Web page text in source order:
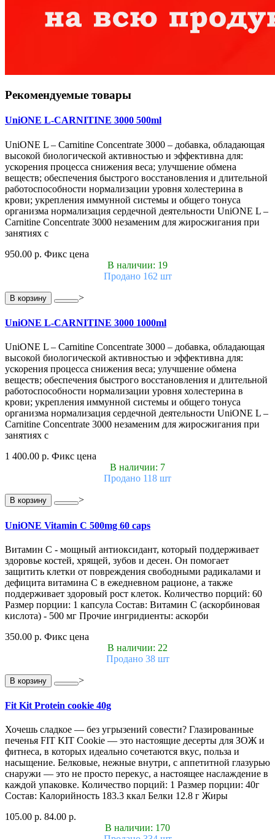
Рекомендуемые товары
UniONE L-CARNITINE 3000 500ml
UniONE L – Carnitine Concentrate 3000 – добавка, обладающая
высокой биологической активностью и эффективна для:
ускорения процесса снижения веса; улучшение обмена
веществ; обеспечения быстрого восстановления и длительной
работоспособности нормализации уровня холестерина в
крови; укрепления иммунной системы и общего тонуса
организма нормализация сердечной деятельности UniONE L –
Carnitine Concentrate 3000 незаменим для жиросжигания при
занятиях с
950.00 р. Фикс цена
В наличии: 19
Продано 162 шт
В корзину >
UniONE L-CARNITINE 3000 1000ml
UniONE L – Carnitine Concentrate 3000 – добавка, обладающая
высокой биологической активностью и эффективна для:
ускорения процесса снижения веса; улучшение обмена
веществ; обеспечения быстрого восстановления и длительной
работоспособности нормализации уровня холестерина в
крови; укрепления иммунной системы и общего тонуса
организма нормализация сердечной деятельности UniONE L –
Carnitine Concentrate 3000 незаменим для жиросжигания при
занятиях с
1 400.00 р. Фикс цена
В наличии: 7
Продано 118 шт
В корзину >
UniONE Vitamin С 500mg 60 caps
Витамин С - мощный антиоксидант, который поддерживает
здоровье костей, хрящей, зубов и десен. Он помогает
защитить клетки от повреждения свободными радикалами и
дефицита витамина С в ежедневном рационе, а также
поддерживает здоровый рост клеток. Количество порций: 60
Размер порции: 1 капсула Состав: Витамин С (аскорбиновая
кислота) - 500 мг Прочие ингридиенты: аскорби
350.00 р. Фикс цена
В наличии: 22
Продано 38 шт
В корзину >
Fit Kit Protein cookie 40g
Хочешь сладкое — без угрызений совести? Глазированные
печенья FIT KIT Cookie — это настоящие десерты для ЗОЖ и
фитнеса, в которых идеально сочетаются вкус, польза и
насыщение. Белковые, нежные внутри, с аппетитной глазурью
снаружи — это не просто перекус, а настоящее наслаждение в
каждой упаковке. Количество порций: 1 Размер порции: 40г
Состав: Калорийность 183.3 ккал Белки 12.8 г Жиры
105.00 р. 84.00 р.
В наличии: 170